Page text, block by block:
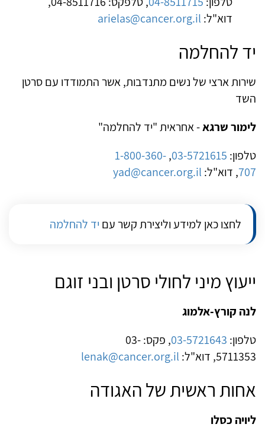
דוא"ל: arielas@cancer.org.il
יד להחלמה
שירות ארצי של נשים מתנדבות, אשר התמודדו עם סרטן
השד
לימור שרגא- אחראית "יד להחלמה"
טלפון: 03-5721615
,
1-800-360-
707, דוא"ל: yad@cancer.org.il
לחצו כאן למידע וליצירת קשר עם יד להחלמה
ייעוץ מיני לחולי סרטן ובני זוגם
לנה קורץ-אלמוג
טלפון: 03-5721643
, פקס: 03-
5711353, דוא"ל:
lenak@cancer.org.il
אחות ראשית של האגודה
ליויה כסלו